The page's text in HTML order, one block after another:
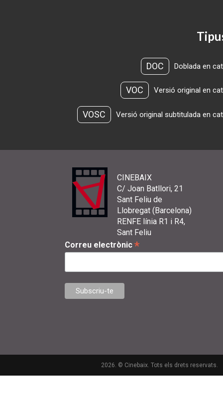
DOC Doblada en
VOC Versió original en
VOSC Versió original subtitulada en
CINEBAIX
C/ Joan Batllori, 21
Sant Feliu de
Llobregat (Barcelona)
RENFE línia R1 i R4,
Sant Feliu
Correu electrònic *
2026. © Cinebaix. Tots els drets reservats.